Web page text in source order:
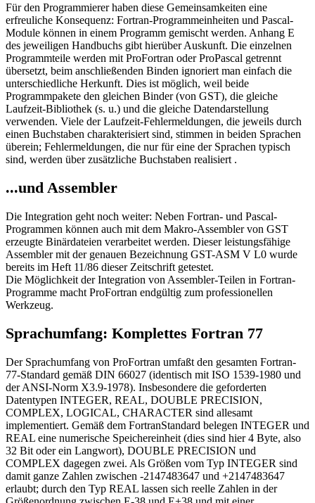
Für den Programmierer haben diese Gemeinsamkeiten eine
erfreuliche Konsequenz: Fortran-Programmeinheiten und Pascal-
Module können in einem Programm gemischt werden. Anhang E
des jeweiligen Handbuchs gibt hierüber Auskunft. Die einzelnen
Programmteile werden mit ProFortran oder ProPascal getrennt
übersetzt, beim anschließenden Binden ignoriert man einfach die
unterschiedliche Herkunft. Dies ist möglich, weil beide
Programmpakete den gleichen Binder (von GST), die gleiche
Laufzeit-Bibliothek (s. u.) und die gleiche Datendarstellung
verwenden. Viele der Laufzeit-Fehlermeldungen, die jeweils durch
einen Buchstaben charakterisiert sind, stimmen in beiden Sprachen
überein; Fehlermeldungen, die nur für eine der Sprachen typisch
sind, werden über zusätzliche Buchstaben realisiert .
...und Assembler
Die Integration geht noch weiter: Neben Fortran- und Pascal-
Programmen können auch mit dem Makro-Assembler von GST
erzeugte Binärdateien verarbeitet werden. Dieser leistungsfähige
Assembler mit der genauen Bezeichnung GST-ASM V L0 wurde
bereits im Heft 11/86 dieser Zeitschrift getestet.
Die Möglichkeit der Integration von Assembler-Teilen in Fortran-
Programme macht ProFortran endgültig zum professionellen
Werkzeug.
Sprachumfang: Komplettes Fortran 77
Der Sprachumfang von ProFortran umfaßt den gesamten Fortran-
77-Standard gemäß DIN 66027 (identisch mit ISO 1539-1980 und
der ANSI-Norm X3.9-1978). Insbesondere die geforderten
Datentypen INTEGER, REAL, DOUBLE PRECISION,
COMPLEX, LOGICAL, CHARACTER sind allesamt
implementiert. Gemäß dem FortranStandard belegen INTEGER und
REAL eine numerische Speichereinheit (dies sind hier 4 Byte, also
32 Bit oder ein Langwort), DOUBLE PRECISION und
COMPLEX dagegen zwei. Als Größen vom Typ INTEGER sind
damit ganze Zahlen zwischen -2147483647 und +2147483647
erlaubt; durch den Typ REAL lassen sich reelle Zahlen in der